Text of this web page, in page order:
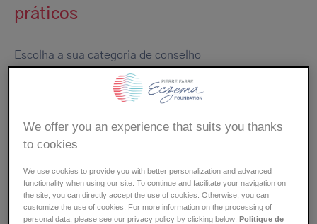
práticos
Escolha a sua categoria de conselho
ALIMENTAÇÃO
ALERGIAS BELEZA
BEM-ESTAR ESCOLA
GRAVIDEZ MODO DE VIDA
We offer you an experience that suits you thanks
to cookies
We use cookies to provide you with better personalization and advanced
functionality when using our site. To continue and facilitate your navigation on
the site, you can directly accept the use of cookies. Otherwise, you can
customize the use of cookies. For more information on the processing of
personal data, please see our privacy policy by clicking below:Politique de